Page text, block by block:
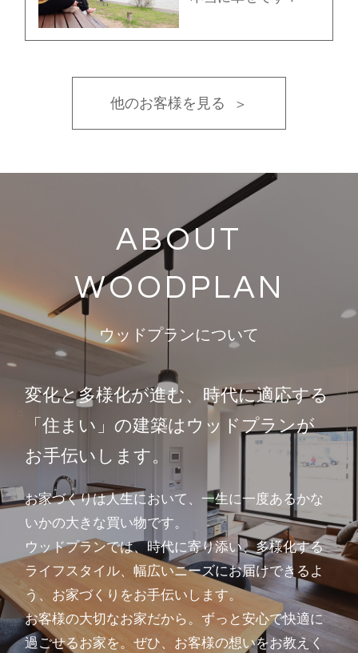
他のお客様を見る
ABOUT
WOODPLAN
ウッドプランについて
変化と多様化が進む、時代に適応する
「住まい」の建築はウッドプランが
お手伝いします。
お家づくりは人生において、一生に一度あるかな
いかの大きな買い物です。
ウッドプランでは、時代に寄り添い、多様化する
ライフスタイル、幅広いニーズにお届けできるよ
う、お家づくりをお手伝いします。
お客様の大切なお家だから。ずっと安心で快適に
過ごせるお家を。ぜひ、お客様の想いをお教えく